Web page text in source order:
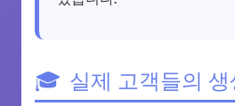
실제 고객들의